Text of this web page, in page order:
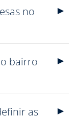
no
bairro
as